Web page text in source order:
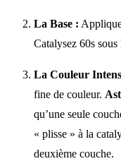
La Base :
Catalysez 60s
La Couleur
fine de couleur.
qu’une seule
« plisse » à la
deuxième couche.